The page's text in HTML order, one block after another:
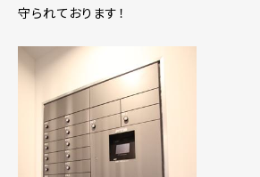
守られております！